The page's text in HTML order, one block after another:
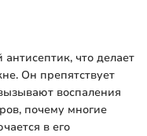
что делает
Он препятствует
воспаления
почему многие
в его